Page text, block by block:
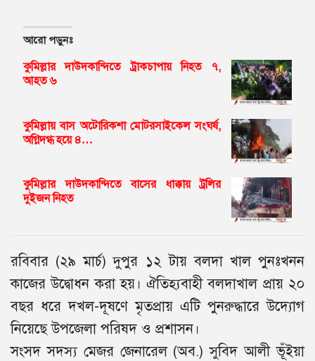
আরো পড়ুনঃ
কুমিল্লার দাউদকান্দিতে ট্রাকচাপায় নিহত ৭,
আহত ৬
কুমিল্লায় বাস অটোরিকশা মোটরসাইকেল সংঘর্ষ,
অগ্নিদগ্ধ হয়ে ৪…
কুমিল্লার দাউদকান্দিতে বাসের ধাক্কায় ট্রলির
দুইজন নিহত
রবিবার (২৯ মার্চ) দুপুর ১২ টায় বলদা খাল পুনঃখনন
কাজের উদ্বোধন করা হয়। ঐতিহ্যবাহী বলদাখাল প্রায় ২০
বছর ধরে দখল-দূষণে মৃতপ্রায় এটি পুনরুদ্ধারে উদ‍্যোগ
নিয়েছে উপজেলা পরিষদ ও প্রশাসন।
সংসদ সদস্য মেজর জেনারেল (অব.) সুবিদ আলী ভূঁইয়া